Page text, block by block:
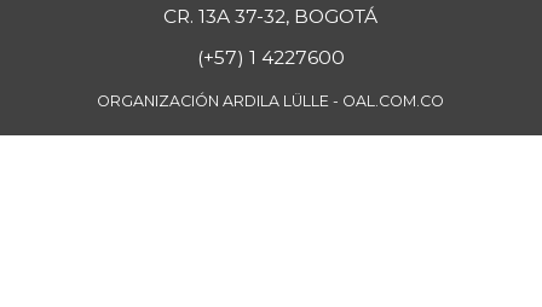
CR. 13A 37-32, BOGOTÁ
(+57) 1 4227600
ORGANIZACIÓN ARDILA LÜLLE - OAL.COM.CO